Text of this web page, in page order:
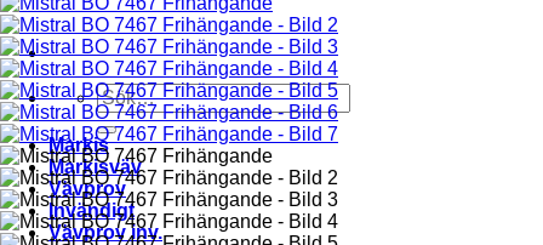
Sök
efter:
Markis
Markisväv
Vävprov
Invändigt
Vävprov inv.